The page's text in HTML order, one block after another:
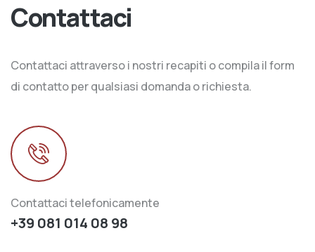
Contattaci
Contattaci attraverso i nostri recapiti o compila il form
di contatto per qualsiasi domanda o richiesta.
Contattaci telefonicamente
+39 081 014 08 98